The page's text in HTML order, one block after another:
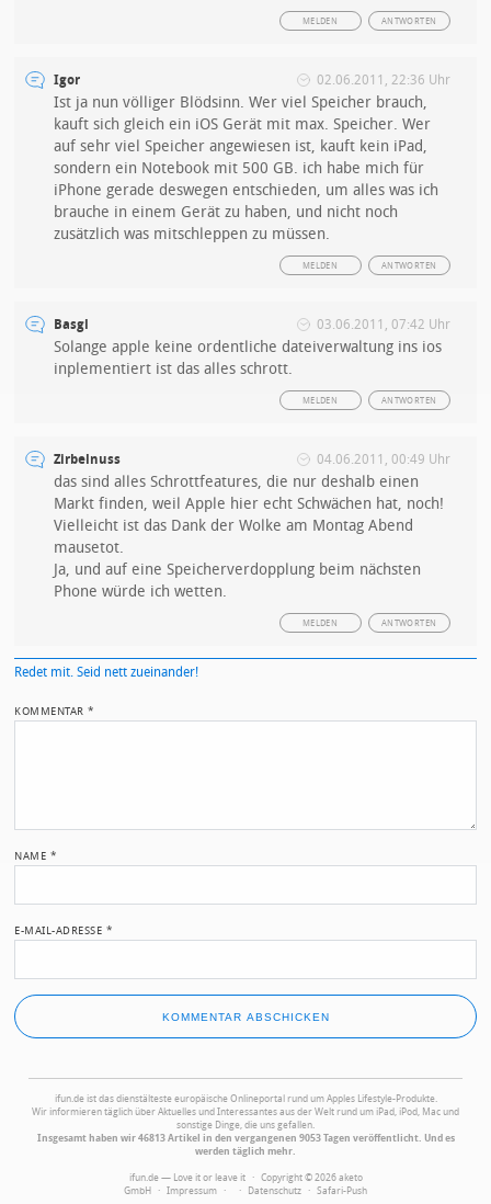
ANTWORTEN
MELDEN
Igor 02.06.2011, 22:36 Uhr
Ist ja nun völliger Blödsinn. Wer viel Speicher brauch,
kauft sich gleich ein iOS Gerät mit max. Speicher. Wer
auf sehr viel Speicher angewiesen ist, kauft kein iPad,
sondern ein Notebook mit 500 GB. ich habe mich für
iPhone gerade deswegen entschieden, um alles was ich
brauche in einem Gerät zu haben, und nicht noch
zusätzlich was mitschleppen zu müssen.
ANTWORTEN
MELDEN
Basgl 03.06.2011, 07:42 Uhr
Solange apple keine ordentliche dateiverwaltung ins ios
inplementiert ist das alles schrott.
ANTWORTEN
MELDEN
Zirbelnuss 04.06.2011, 00:49 Uhr
das sind alles Schrottfeatures, die nur deshalb einen
Markt finden, weil Apple hier echt Schwächen hat, noch!
Vielleicht ist das Dank der Wolke am Montag Abend
mausetot.
Ja, und auf eine Speicherverdopplung beim nächsten
Phone würde ich wetten.
ANTWORTEN
MELDEN
Redet mit. Seid nett zueinander!
KOMMENTAR*
NAME *
E-MAIL-ADRESSE *
ifun.de ist das dienstälteste europäische Onlineportal rund um Apples Lifestyle-Produkte.
Wir informieren täglich über Aktuelles und Interessantes aus der Welt rund um iPad, iPod, Mac und
sonstige Dinge, die uns gefallen.
Insgesamt haben wir 46813 Artikel in den vergangenen 9053 Tagen veröffentlicht. Und es
werden täglich mehr.
ifun.de — Love it or leave it · Copyright © 2026 aketo
GmbH · Impressum · · Datenschutz · Safari-Push